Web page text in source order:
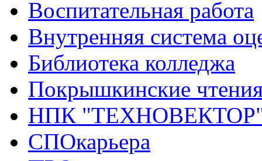
Воспитательная работа
Внутренняя система
Библиотека колледжа
Покрышкинские
НПК
СПОкарьера